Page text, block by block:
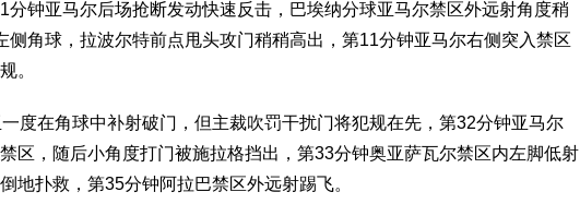
1分钟亚马尔后场抢断发动快速反击，巴埃纳分球亚马尔禁区外远射角度稍
侧角球，拉波尔特前点甩头攻门稍稍高出，第11分钟亚马尔右侧突入禁区
。
度在角球中补射破门，但主裁吹罚干扰门将犯规在先，第32分钟亚马尔
区，随后小角度打门被施拉格挡出，第33分钟奥亚萨瓦尔禁区内左脚低射
地扑救，第35分钟阿拉巴禁区外远射踢飞。